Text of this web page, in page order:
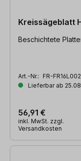
Kreissägeblatt
Beschichtete
Art.-Nr.: FR-
Lieferbar ab
56,91 €
inkl. MwSt. zzgl.
Versandkosten